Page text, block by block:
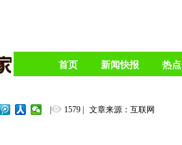
首页 新闻快报 热
| 1579 | 文章来源：互联网